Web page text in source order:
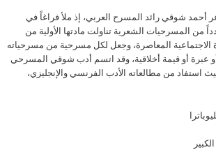
أحمد شوقي رائد المسرح العربي، إذ ملأ فراغاً في
من المسرحيات الشعرية تناولت مادتها الأولية من
الاجتماعية المعاصرة، وجعل لكل مسرحية من مسرحياته
أو عبرة أو قيمة أخلاقية، وقد اتسم أدب شوقي المسرحي
استفاد من مطالعاته الأدب الفرنسي والإنجليزي،